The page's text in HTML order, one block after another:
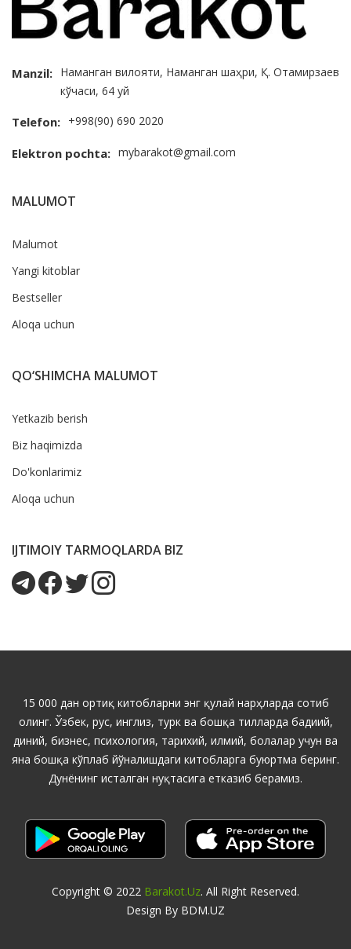
Manzil: Наманган вилояти, Наманган шаҳри, Қ. Отамирзаев
кўчаси, 64 уй
Telefon: +998(90) 690 2020
Elektron pochta: mybarakot@gmail.com
MALUMOT
Malumot
Yangi kitoblar
Bestseller
Aloqa uchun
QO‘SHIMCHA MALUMOT
Yetkazib berish
Biz haqimizda
Do'konlarimiz
Aloqa uchun
IJTIMOIY TARMOQLARDA BIZ
15 000 дан ортиқ китобларни энг қулай нарҳларда сотиб
олинг. Ўзбек, рус, инглиз, турк ва бошқа тилларда бадиий,
диний, бизнес, психология, тарихий, илмий, болалар учун ва
яна бошқа кўплаб йўналишдаги китобларга буюртма беринг.
Дунёнинг исталган нуқтасига етказиб берамиз.
Copyright © 2022 Barakot.uz. All Right Reserved.
Design By BDM.UZ